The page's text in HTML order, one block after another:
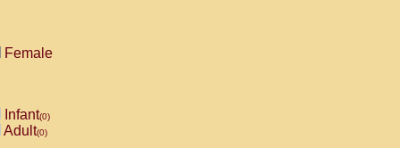
Female
Infant(0)
Adult(0)